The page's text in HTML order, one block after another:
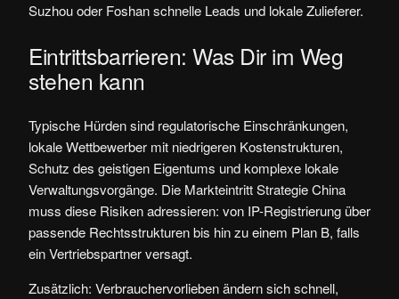
Suzhou oder Foshan schnelle Leads und lokale Zulieferer.
Eintrittsbarrieren: Was Dir im Weg
stehen kann
Typische Hürden sind regulatorische Einschränkungen,
lokale Wettbewerber mit niedrigeren Kostenstrukturen,
Schutz des geistigen Eigentums und komplexe lokale
Verwaltungsvorgänge. Die Markteintritt Strategie China
muss diese Risiken adressieren: von IP-Registrierung über
passende Rechtsstrukturen bis hin zu einem Plan B, falls
ein Vertriebspartner versagt.
Zusätzlich: Verbrauchervorlieben ändern sich schnell,